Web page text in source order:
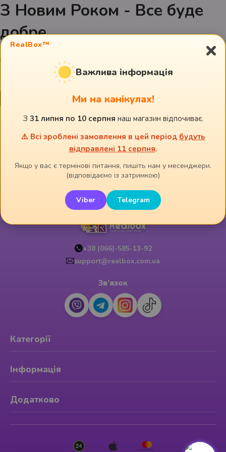
З Новим Роком - Все буде
добре
n13
35,00
RealBox™ ×
Важлива інформація
Ми на канікулах!
З 31 липня по 10 серпня наш магазин відпочиває.
⚠️ Всі зроблені замовлення в цей період будуть
відправлені 11 серпня.
Якщо у вас є термінові питання, пишіть нам у месенджери.
(відповідаємо із затримкою)
Viber Telegram
Замовлення, яке ви зробите зараз,
буде відправлено 13го числа.
Якщо у вас є термінові питання або уточнення, пишіть
одразу на вайбер або телеграм.
Написати в Telegram Написати в Viber
+38 (066)-585-13-92
support@realbox.com.ua
Зв’язок
Категорії
Інформація
Додатково